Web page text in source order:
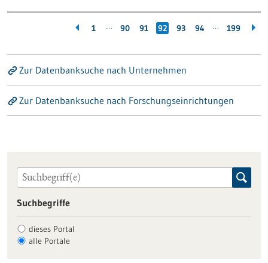
1 … 90 91 92 93 94 … 199
Zur Datenbanksuche nach Unternehmen
Zur Datenbanksuche nach Forschungseinrichtungen
Suchbegriffe
dieses Portal
alle Portale